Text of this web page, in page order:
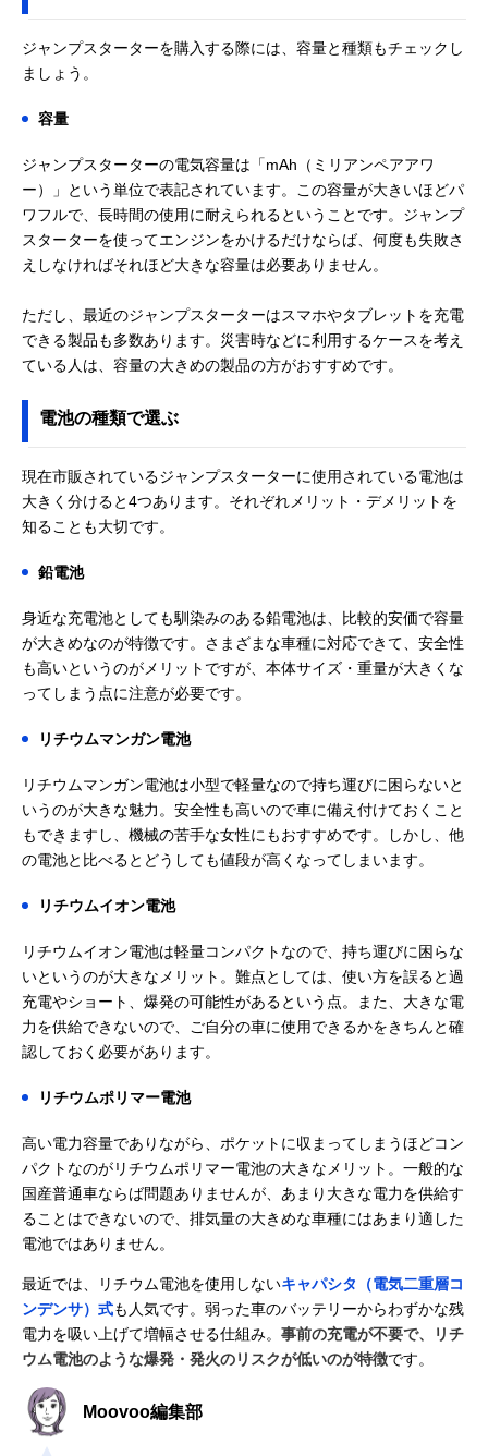
ジャンプスターターを購入する際には、容量と種類もチェックし
ましょう。
容量
ジャンプスターターの電気容量は「mAh（ミリアンペアアワ
ー）」という単位で表記されています。この容量が大きいほどパ
ワフルで、長時間の使用に耐えられるということです。ジャンプ
スターターを使ってエンジンをかけるだけならば、何度も失敗さ
えしなければそれほど大きな容量は必要ありません。
ただし、最近のジャンプスターターはスマホやタブレットを充電
できる製品も多数あります。災害時などに利用するケースを考え
ている人は、容量の大きめの製品の方がおすすめです。
電池の種類で選ぶ
現在市販されているジャンプスターターに使用されている電池は
大きく分けると4つあります。それぞれメリット・デメリットを
知ることも大切です。
鉛電池
身近な充電池としても馴染みのある鉛電池は、比較的安価で容量
が大きめなのが特徴です。さまざまな車種に対応できて、安全性
も高いというのがメリットですが、本体サイズ・重量が大きくな
ってしまう点に注意が必要です。
リチウムマンガン電池
リチウムマンガン電池は小型で軽量なので持ち運びに困らないと
いうのが大きな魅力。安全性も高いので車に備え付けておくこと
もできますし、機械の苦手な女性にもおすすめです。しかし、他
の電池と比べるとどうしても値段が高くなってしまいます。
リチウムイオン電池
リチウムイオン電池は軽量コンパクトなので、持ち運びに困らな
いというのが大きなメリット。難点としては、使い方を誤ると過
充電やショート、爆発の可能性があるという点。また、大きな電
力を供給できないので、ご自分の車に使用できるかをきちんと確
認しておく必要があります。
リチウムポリマー電池
高い電力容量でありながら、ポケットに収まってしまうほどコン
パクトなのがリチウムポリマー電池の大きなメリット。一般的な
国産普通車ならば問題ありませんが、あまり大きな電力を供給す
ることはできないので、排気量の大きめな車種にはあまり適した
電池ではありません。
最近では、リチウム電池を使用しないキャパシタ（電気二重層コ
ンデンサ）式も人気です。弱った車のバッテリーからわずかな残
電力を吸い上げて増幅させる仕組み。 事前の充電が不要で、リチ
ウム電池のような爆発・発火のリスクが低いのが特徴です。
Moovoo編集部